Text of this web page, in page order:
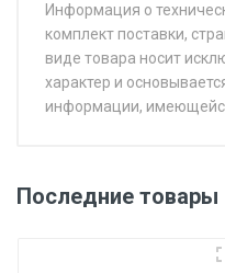
Информация о
комплект поставки,
виде товара носит
характер и
информации,
Последние товары